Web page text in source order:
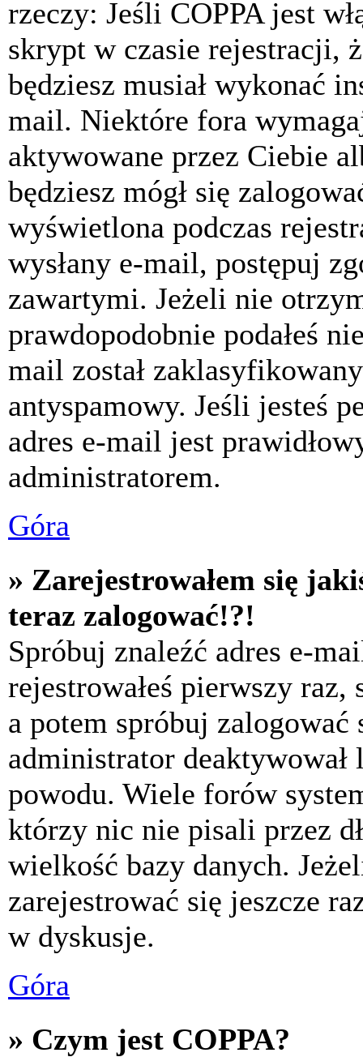
rzeczy: Jeśli COPPA jest
skrypt w czasie rejestracji,
będziesz musiał wykonać
mail. Niektóre fora
aktywowane przez Ciebie
będziesz mógł się
wyświetlona podczas
wysłany e-mail, postępuj
zawartymi. Jeżeli nie
prawdopodobnie podałeś
mail został
antyspamowy. Jeśli jesteś
adres e-mail jest
administratorem.
Góra
» Zarejestrowałem się
teraz zalogować!?!
Spróbuj znaleźć adres e-
rejestrowałeś pierwszy
a potem spróbuj
administrator deaktywował
powodu. Wiele forów
którzy nic nie pisali przez
wielkość bazy danych.
zarejestrować się jeszcze
w dyskusje.
Góra
» Czym jest COPPA?